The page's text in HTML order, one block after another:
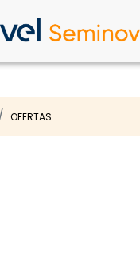
OFERTAS